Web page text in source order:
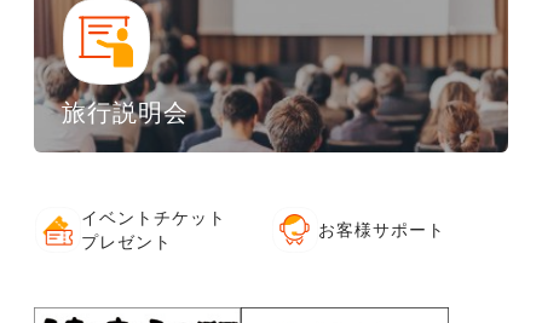
旅行説明会
イベントチケット
プレゼント
お客様サポート